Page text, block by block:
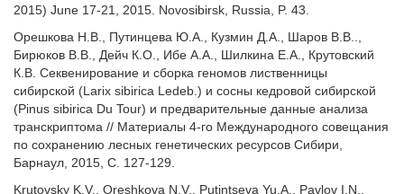
2015) June 17-21, 2015. Novosibirsk, Russia, P. 43.
Орешкова Н.В., Путинцева Ю.А., Кузмин Д.А., Шаров В.В..,
Бирюков В.В., Дейч К.О., Ибе A.A., Шилкина E.A., Крутовский
К.В. Секвенирование и сборка геномов лиственницы
сибирской (Larix sibirica Ledeb.) и сосны кедровой сибирской
(Pinus sibirica Du Tour) и предварительные данные анализа
транскриптома // Материалы 4-го Международного совещания
по сохранению лесных генетических ресурсов Сибири,
Барнаул, 2015, С. 127-129.
Krutovsky K.V., Oreshkova N.V., Putintseva Yu.A., Pavlov I.N.,